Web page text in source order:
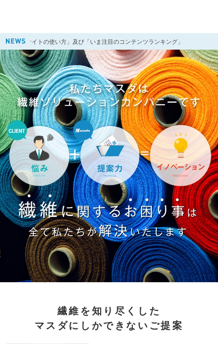
サイトの使い方」及び「いま注目のコンテンツランキング」
繊維を知り尽くした
マスダにしかできないご提案